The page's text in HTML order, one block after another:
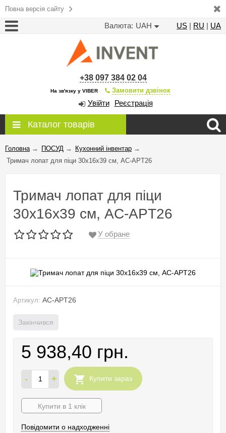
Повна версія сайту
Валюта: UAH US | RU | UA
+38 097 384 02 04
На зв'язку у VIBER Замовити дзвінок
Увійти Реєстрація
Каталог товарів
Головна → ПОСУД → Кухонний інвентар →
Тримач лопат для піци 30х16х39 см, AC-APT26
Тримач лопат для піци
30х16х39 см, AC-APT26
У обране
Артикул: AC-APT26
Закінчився
5 938,40 грн.
- + Купити зараз
Купити в 1 клік
Повідомити о надходженні